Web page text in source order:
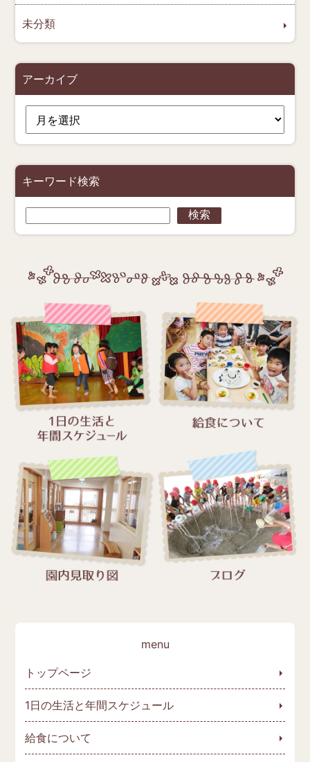
未分類
アーカイブ
ア
ー
イ
ブ
キーワード検索
検
索
検索
トップページ
1日の生活と年間スケジュール
給食について